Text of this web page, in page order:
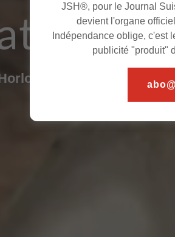
Suisses
JSH®, pour le Journal
devient l'organe
Indépendance oblige, c'est
publicité "produit"